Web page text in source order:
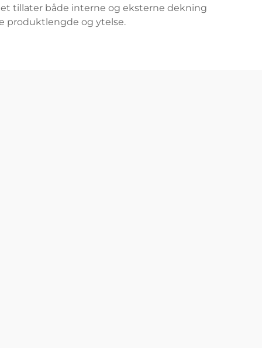
tillater både interne og eksterne dekning
produktlengde og ytelse.